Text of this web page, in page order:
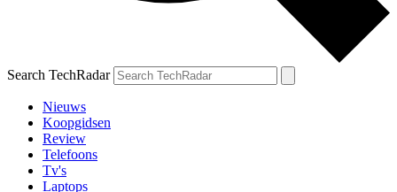
Search TechRadar
Nieuws
Koopgidsen
Review
Telefoons
Tv's
Laptops